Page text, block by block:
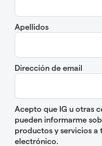
Apellidos
Dirección de email
Acepto que IG u otras
pueden informarme
productos y servicios a
electrónico.